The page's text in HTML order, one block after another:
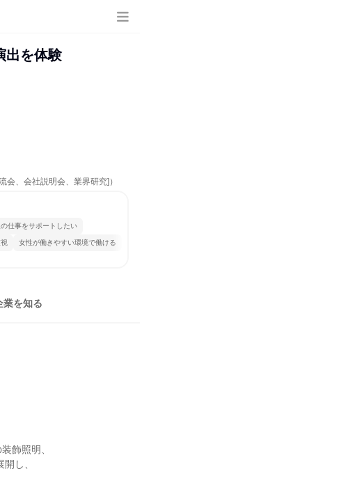
出を体験
、会社説明会、業界研究]）
の仕事をサポートしたい
女性が働きやすい環境で働ける
業を知る
飾照明、
し、